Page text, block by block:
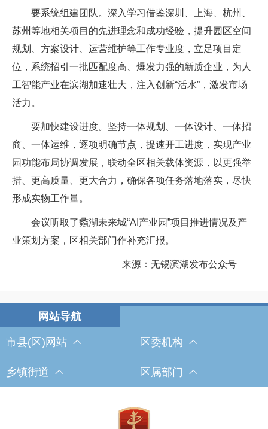
要系统组建团队。深入学习借鉴深圳、上海、杭州、
苏州等地相关项目的先进理念和成功经验，提升园区空间
规划、方案设计、运营维护等工作专业度，立足项目定
位，系统招引一批匹配度高、爆发力强的新质企业，为人
工智能产业在滨湖加速壮大，注入创新“活水”，激发市场
活力。
要加快建设进度。坚持一体规划、一体设计、一体招
商、一体运维，逐项明确节点，提速开工进度，实现产业
园功能布局协调发展，联动全区相关载体资源，以更强举
措、更高质量、更大合力，确保各项任务落地落实，尽快
形成实物工作量。
会议听取了蠡湖未来城“AI产业园”项目推进情况及产
业策划方案，区相关部门作补充汇报。
来源：无锡滨湖发布公众号
市县(区)网站 区委机构
乡镇街道 区属部门